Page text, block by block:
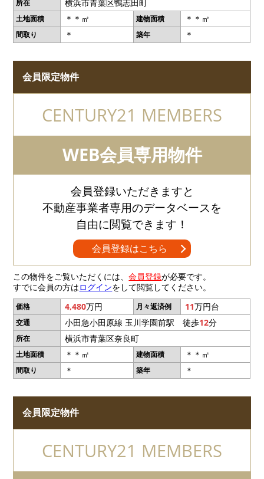
所在 横浜市青葉区鴨志田町
土地面積 ＊＊㎡ 建物面積 ＊＊㎡
間取り ＊ 築年 ＊
会員限定物件
CENTURY21 MEMBERS
WEB会員専用物件
会員登録いただきますと
不動産事業者専用のデータベースを
自由に閲覧できます！
会員登録はこちら
この物件をご覧いただくには、会員登録が必要です。
すでに会員の方はログインをして閲覧してください。
価格 4,480万円 月々返済例 11万円台
交通 小田急小田原線 玉川学園前駅 徒歩12分
所在 横浜市青葉区奈良町
土地面積 ＊＊㎡ 建物面積 ＊＊㎡
間取り ＊ 築年 ＊
会員限定物件
CENTURY21 MEMBERS